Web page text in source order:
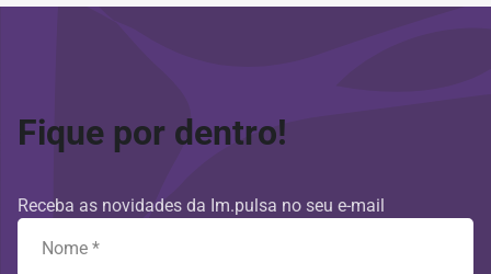
Fique por dentro!
Receba as novidades da Im.pulsa no seu e-mail